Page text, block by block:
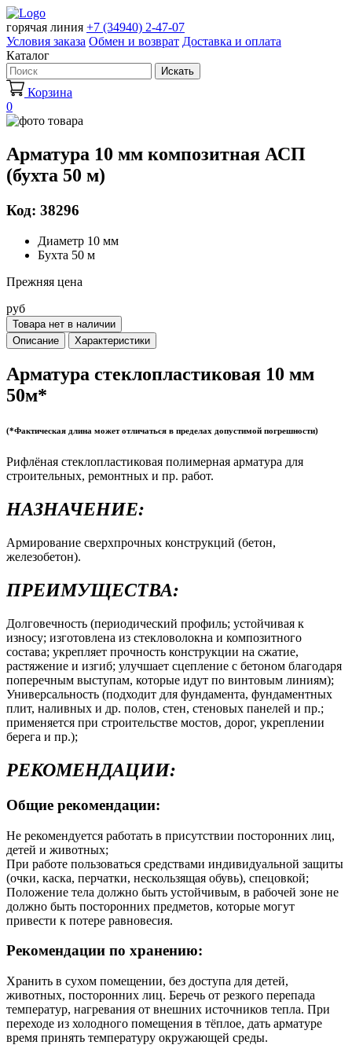
горячая линия +7 (34940) 2-47-07
Условия заказа Обмен и возврат Доставка и оплата
Каталог
Искать
Корзина
0
Арматура 10 мм композитная АСП
(бухта 50 м)
Код: 38296
Диаметр 10 мм
Бухта 50 м
Прежняя цена
руб
Товара нет в наличии
Описание
Характеристики
Арматура стеклопластиковая 10 мм
50м*
(*Фактическая длина может отличаться в пределах допустимой погрешности)
Рифлёная стеклопластиковая полимерная арматура для
строительных, ремонтных и пр. работ.
НАЗНАЧЕНИЕ:
Армирование сверхпрочных конструкций (бетон,
железобетон).
ПРЕИМУЩЕСТВА:
Долговечность (периодический профиль; устойчивая к
износу; изготовлена из стекловолокна и композитного
состава; укрепляет прочность конструкции на сжатие,
растяжение и изгиб; улучшает сцепление с бетоном благодаря
поперечным выступам, которые идут по винтовым линиям);
Универсальность (подходит для фундамента, фундаментных
плит, наливных и др. полов, стен, стеновых панелей и пр.;
применяется при строительстве мостов, дорог, укреплении
берега и пр.);
РЕКОМЕНДАЦИИ:
Общие рекомендации:
Не рекомендуется работать в присутствии посторонних лиц,
детей и животных;
При работе пользоваться средствами индивидуальной защиты
(очки, каска, перчатки, нескользящая обувь), спецовкой;
Положение тела должно быть устойчивым, в рабочей зоне не
должно быть посторонних предметов, которые могут
привести к потере равновесия.
Рекомендации по хранению:
Хранить в сухом помещении, без доступа для детей,
животных, посторонних лиц. Беречь от резкого перепада
температур, нагревания от внешних источников тепла. При
переходе из холодного помещения в тёплое, дать арматуре
время принять температуру окружающей среды.